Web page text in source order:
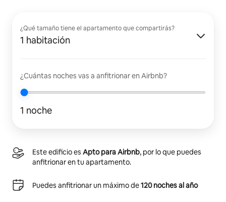
¿Qué tamaño tiene el apartamento que compartirás?
1 habitación
¿Cuántas noches vas a anfitrionar en Airbnb?
1 noche
Este edificio es Apto para Airbnb, por lo que puedes
anfitrionar en tu apartamento.
Puedes anfitrionar un máximo de120 noches al año